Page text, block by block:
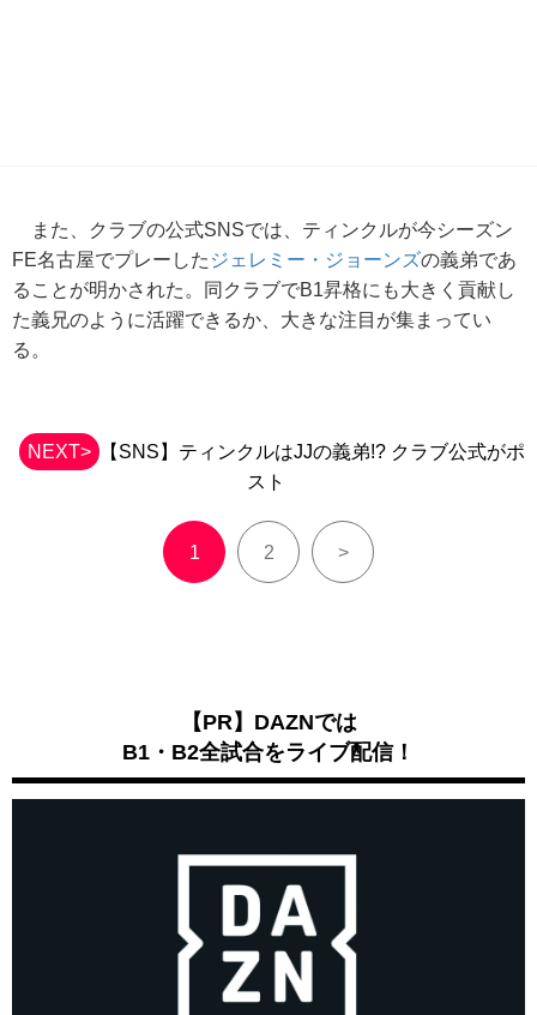
また、クラブの公式SNSでは、ティンクルが今シーズン
FE名古屋でプレーした ジェレミー・ジョーンズの義弟であ
ることが明かされた。同クラブでB1昇格にも大きく貢献し
た義兄のように活躍できるか、大きな注目が集まってい
る。
NEXT> 【SNS】ティンクルはJJの義弟!? クラブ公式がポ
スト
1 2 >
【PR】DAZNでは
B1・B2全試合をライブ配信！